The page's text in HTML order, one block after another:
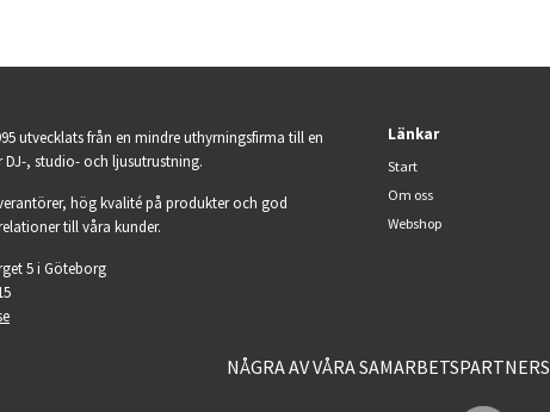
utvecklats från en mindre uthyrningsfirma till en
DJ-, studio- och ljusutrustning.
hög kvalité på produkter och god
till våra kunder.
5 i Göteborg
Länkar
Start
Om oss
Webshop
NÅGRA AV VÅRA SAMARBETSPARTNERS